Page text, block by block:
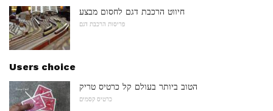
חיווט הרכבת דגם לחסום מבצע
פריסות הרכבת דגם
Users choice
הטוב ביותר בעולם קל כרטיס טריק
כרטיס קסמים